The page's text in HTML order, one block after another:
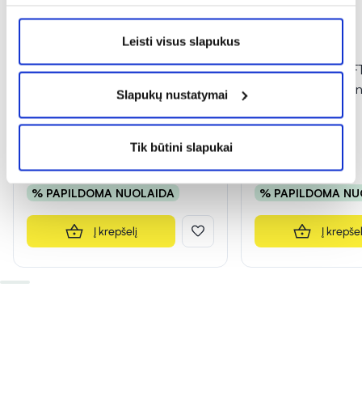
Leisti visus slapukus
Slapukų nustatymai
Tik būtini slapukai
SENI paklotai SOFT BASIC, 40
cm x 60 cm, 10 vnt.
% PAPILDOMA NUOLAIDA
Į krepšelį
SENI paklotai
cm x 60 cm, 30
% PAPILDOMA
Į